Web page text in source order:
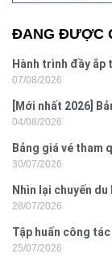
ĐANG ĐƯỢC
Hành trình đầy ắp
07/08/2026
[Mới nhất 2026]
04/08/2026
Bảng giá vé tham
2026
30/07/2026
Nhìn lại chuyến
Hưng 2026
28/07/2026
Tập huấn công
Đồ Sơn
25/07/2026